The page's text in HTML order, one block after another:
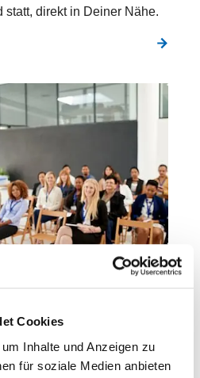
Cookies
Inhalte und Anzeigen zu
für soziale Medien anbieten
statt, direkt in Deiner Nähe.
Wissen
Fügen, Trennen oder
großen Fachpublikum in